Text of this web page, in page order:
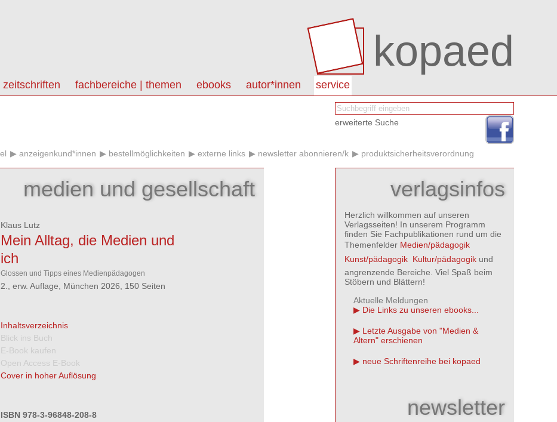
kopaed
zeitschriften fachbereiche | themen ebooks autor*innen service
erweiterte Suche
anzeigenkund*innen bestellmöglichkeiten externe links newsletter abonnieren/k produktsicherheitsverordnung
medien und gesellschaft
Klaus Lutz
Mein Alltag, die Medien und
ich
Glossen und Tipps eines Medienpädagogen
2., erw. Auflage, München 2026, 150 Seiten
Inhaltsverzeichnis
Blick ins Buch
E-Book kaufen
Open Access E-Book
Cover in hoher Auflösung
ISBN 978-3-96848-208-8
verlagsinfos
Herzlich willkommen auf unseren
Verlagsseiten! In unserem Programm
finden Sie Fachpublikationen rund um die
Themenfelder Medien/pädagogik
Kunst/pädagogik Kultur/pädagogik und
angrenzende Bereiche. Viel Spaß beim
Stöbern und Blättern!
Aktuelle Meldungen
Die Links zu unseren ebooks...
Letzte Ausgabe von "Medien &
Altern" erschienen
neue Schriftenreihe bei kopaed
newsletter